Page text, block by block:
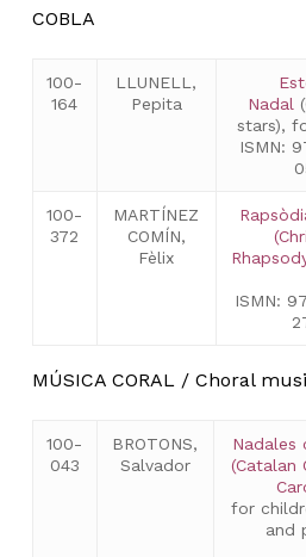
COBLA
100-
164
LLUNELL,
Pepita
Nadal
stars),
ISMN:
100-
372
MARTÍNEZ
COMÍN,
Fèlix
ISMN:
MÚSICA CORAL / Choral
100-
043
BROTONS,
Salvador
Nadales
(Catalan
for
and